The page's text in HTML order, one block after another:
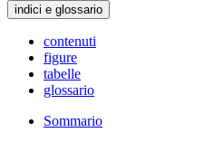
indici e glossario
contenuti
figure
tabelle
glossario
Sommario